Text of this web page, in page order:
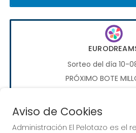
Sorteo del día 10-
PRÓXIMO BOTE
JUGAR
Aviso de Cookies
Administración El Pelotazo es el